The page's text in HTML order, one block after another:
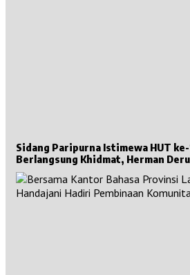
Sidang Paripurna Istimewa HUT
Berlangsung Khidmat, Herman
Sejarah Besar untuk Sumsel